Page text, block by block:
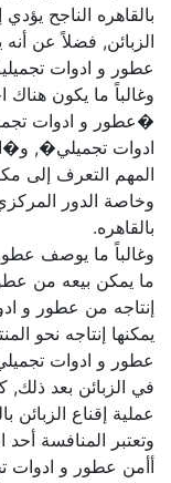
بالقاهره الناجح يؤدي
الزبائن, فضلاً عن أنه
عطور و ادوات تجميلية.
وغالباً ما يكون هناك
�عطور و ادوات
ادوات تجميلي�,
المهم التعرف إلى
وخاصة الدور
بالقاهره.
وغالباً ما يوصف عطور
ما يمكن بيعه من
إنتاجه من عطور و
يمكنها إنتاجه نحو
عطور و ادوات تجميلي
في الزبائن بعد ذلك,
عملية إقناع الزبائن
وتعتبر المنافسة أحد
أأمن عطور و ادوات